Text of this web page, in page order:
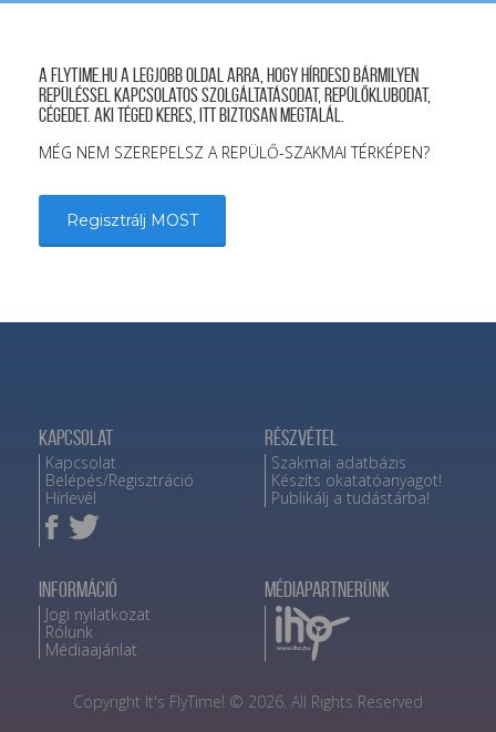
A FLYTIME.HU a legjobb oldal arra, hogy hírdesd bármilyen
repüléssel kapcsolatos szolgáltatásodat, repülőklubodat,
cégedet. Aki téged keres, itt biztosan megtalál.
MÉG NEM SZEREPELSZ A REPÜLŐ-SZAKMAI TÉRKÉPEN?
Regisztrálj MOST
Kapcsolat
Kapcsolat
Belépés/Regisztráció
Hírlevél
Részvétel
Szakmai adatbázis
Készíts okatatóanyagot!
Publikálj a tudástárba!
Információ
Jogi nyilatkozat
Rólunk
Médiaajánlat
Médiapartnerünk
Copyright It's FlyTime! © 2026. All Rights Reserved